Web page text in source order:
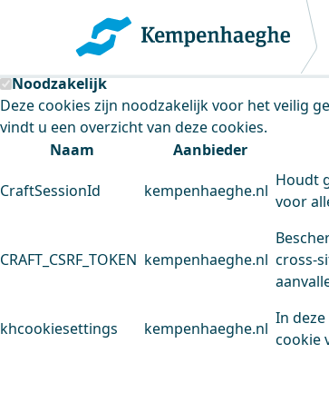
Kempenhaeghe maakt gebruik
Deze site plaatst cookies. Dit doen we om
Noodzakelijk
Deze cookies zijn noodzakelijk voor het veilig
vindt u een overzicht van deze cookies.
Naam
Aanbieder
CraftSessionId kempenhaeghe.nl
Houdt
voor
CRAFT_CSRF_TOKEN kempenhaeghe.nl cross-
khcookiesettings kempenhaeghe.nl
In
cookie